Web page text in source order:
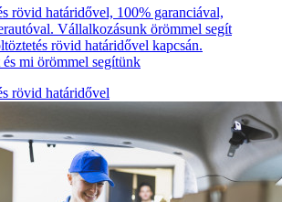
rövid határidővel, 100% garanciával,
Vállalkozásunk örömmel segít
rövid határidővel kapcsán.
mi örömmel segítünk
rövid határidővel